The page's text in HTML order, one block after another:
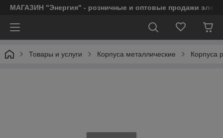
МАГАЗИН "Энергия" - розничные и оптовые продажи
Товары и услуги Корпуса металлические Корпуса